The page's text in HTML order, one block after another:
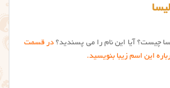
چیست؟ آیا این نام را می پسندید؟ در قسمت
این اسم زیبا بنویسید.